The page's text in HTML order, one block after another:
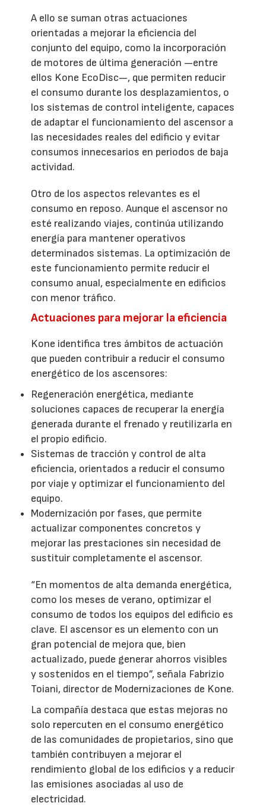
A ello se suman otras actuaciones
orientadas a mejorar la eficiencia del
conjunto del equipo, como la incorporación
de motores de última generación —entre
ellos Kone EcoDisc—, que permiten reducir
el consumo durante los desplazamientos, o
los sistemas de control inteligente, capaces
de adaptar el funcionamiento del ascensor a
las necesidades reales del edificio y evitar
consumos innecesarios en periodos de baja
actividad.
Otro de los aspectos relevantes es el
consumo en reposo. Aunque el ascensor no
esté realizando viajes, continúa utilizando
energía para mantener operativos
determinados sistemas. La optimización de
este funcionamiento permite reducir el
consumo anual, especialmente en edificios
con menor tráfico.
Actuaciones para mejorar la eficiencia
Kone identifica tres ámbitos de actuación
que pueden contribuir a reducir el consumo
energético de los ascensores:
Regeneración energética, mediante
soluciones capaces de recuperar la energía
generada durante el frenado y reutilizarla en
el propio edificio.
Sistemas de tracción y control de alta
eficiencia, orientados a reducir el consumo
por viaje y optimizar el funcionamiento del
equipo.
Modernización por fases, que permite
actualizar componentes concretos y
mejorar las prestaciones sin necesidad de
sustituir completamente el ascensor.
“En momentos de alta demanda energética,
como los meses de verano, optimizar el
consumo de todos los equipos del edificio es
clave. El ascensor es un elemento con un
gran potencial de mejora que, bien
actualizado, puede generar ahorros visibles
y sostenidos en el tiempo”, señala Fabrizio
Toiani, director de Modernizaciones de Kone.
La compañía destaca que estas mejoras no
solo repercuten en el consumo energético
de las comunidades de propietarios, sino que
también contribuyen a mejorar el
rendimiento global de los edificios y a reducir
las emisiones asociadas al uso de
electricidad.